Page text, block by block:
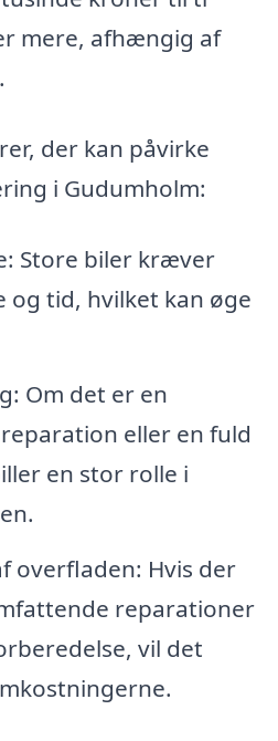
mere, afhængig af
der kan påvirke
i Gudumholm:
Store biler kræver
og tid, hvilket kan øge
Om det er en
eller en fuld
en stor rolle i
overfladen: Hvis der
reparationer
vil det